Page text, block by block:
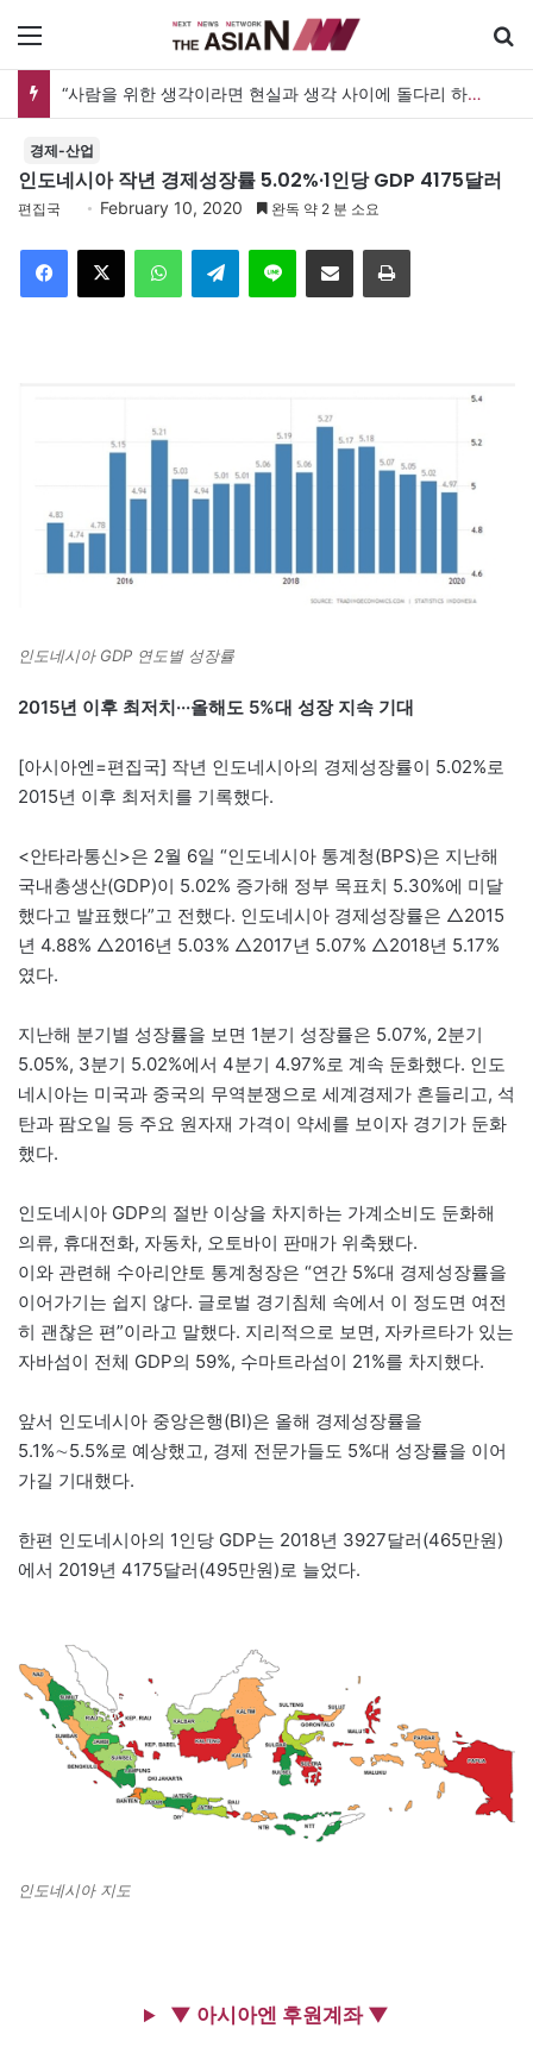
“사람을 위한 생각이라면 현실과 생각 사이에 돌다리 하나는 놓아야 하지 않을까”
경제-산업
인도네시아 작년 경제성장률 5.02%·1인당 GDP 4175달러
편집국 February 10, 2020 완독 약 2 분 소요
Telegram 이메일
인도네시아 GDP 연도별 성장률
2015년 이후 최저치···올해도 5%대 성장 지속 기대
[아시아엔=편집국] 작년 인도네시아의 경제성장률이 5.02%로
2015년 이후 최저치를 기록했다.
<안타라통신>은 2월 6일 “인도네시아 통계청(BPS)은 지난해
국내총생산(GDP)이 5.02% 증가해 정부 목표치 5.30%에 미달
했다고 발표했다”고 전했다. 인도네시아 경제성장률은 △2015
년 4.88% △2016년 5.03% △2017년 5.07% △2018년 5.17%
였다.
지난해 분기별 성장률을 보면 1분기 성장률은 5.07%, 2분기
5.05%, 3분기 5.02%에서 4분기 4.97%로 계속 둔화했다. 인도
네시아는 미국과 중국의 무역분쟁으로 세계경제가 흔들리고, 석
탄과 팜오일 등 주요 원자재 가격이 약세를 보이자 경기가 둔화
했다.
인도네시아 GDP의 절반 이상을 차지하는 가계소비도 둔화해
의류, 휴대전화, 자동차, 오토바이 판매가 위축됐다.
이와 관련해 수아리얀토 통계청장은 “연간 5%대 경제성장률을
이어가기는 쉽지 않다. 글로벌 경기침체 속에서 이 정도면 여전
히 괜찮은 편”이라고 말했다. 지리적으로 보면, 자카르타가 있는
자바섬이 전체 GDP의 59%, 수마트라섬이 21%를 차지했다.
앞서 인도네시아 중앙은행(BI)은 올해 경제성장률을
5.1%∼5.5%로 예상했고, 경제 전문가들도 5%대 성장률을 이어
가길 기대했다.
한편 인도네시아의 1인당 GDP는 2018년 3927달러(465만원)
에서 2019년 4175달러(495만원)로 늘었다.
인도네시아 지도
▼ 아시아엔 후원계좌 ▼